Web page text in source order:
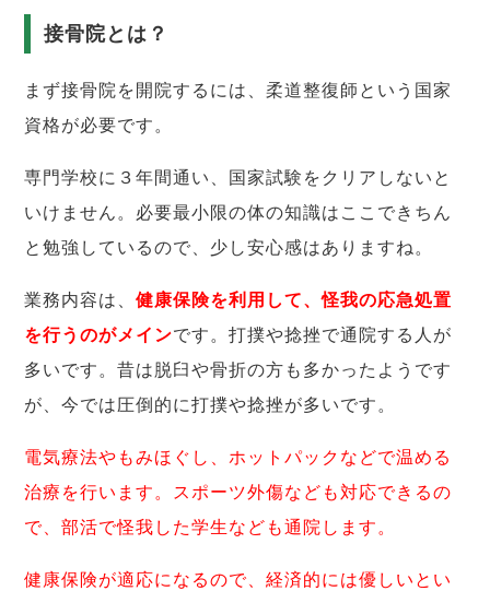
接骨院とは？
まず接骨院を開院するには、柔道整復師という国家
資格が必要です。
専門学校に３年間通い、国家試験をクリアしないと
いけません。必要最小限の体の知識はここできちん
と勉強しているので、少し安心感はありますね。
業務内容は、健康保険を利用して、怪我の応急処置
を行うのがメインです。打撲や捻挫で通院する人が
多いです。昔は脱臼や骨折の方も多かったようです
が、今では圧倒的に打撲や捻挫が多いです。
電気療法やもみほぐし、ホットパックなどで温める
治療を行います。スポーツ外傷なども対応できるの
で、部活で怪我した学生なども通院します。
健康保険が適応になるので、経済的には優しいとい